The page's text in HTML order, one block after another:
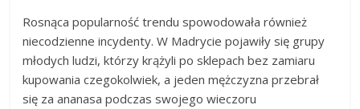
Rosnąca popularność trendu spowodowała również
niecodzienne incydenty. W Madrycie pojawiły się grupy
młodych ludzi, którzy krążyli po sklepach bez zamiaru
kupowania czegokolwiek, a jeden mężczyzna przebrał
się za ananasa podczas swojego wieczoru